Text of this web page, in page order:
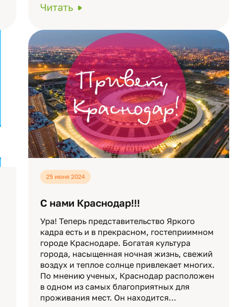
Читать
25 июня 2024
С нами Краснодар!!!
Ура! Теперь представительство Яркого
кадра есть и в прекрасном, гостеприимном
городе Краснодаре. Богатая культура
города, насыщенная ночная жизнь, свежий
воздух и теплое солнце привлекает многих.
По мнению ученых, Краснодар расположен
в одном из самых благоприятных для
проживания мест. Он находится…